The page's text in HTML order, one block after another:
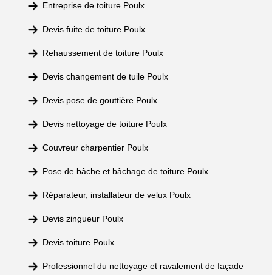
Entreprise de toiture Poulx
Devis fuite de toiture Poulx
Rehaussement de toiture Poulx
Devis changement de tuile Poulx
Devis pose de gouttière Poulx
Devis nettoyage de toiture Poulx
Couvreur charpentier Poulx
Pose de bâche et bâchage de toiture Poulx
Réparateur, installateur de velux Poulx
Devis zingueur Poulx
Devis toiture Poulx
Professionnel du nettoyage et ravalement de façade